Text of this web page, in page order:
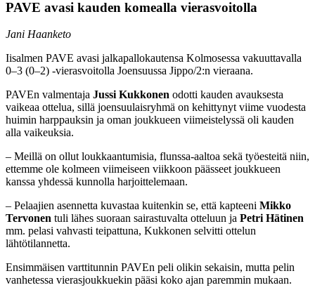
PAVE avasi kauden komealla vierasvoitolla
Jani Haanketo
Iisalmen PAVE avasi jalkapallokautensa Kolmosessa vakuuttavalla
0–3 (0–2) -vierasvoitolla Joensuussa Jippo/2:n vieraana.
PAVEn valmentaja Jussi Kukkonen odotti kauden avauksesta
vaikeaa ottelua, sillä joensuulaisryhmä on kehittynyt viime vuodesta
huimin harppauksin ja oman joukkueen viimeistelyssä oli kauden
alla vaikeuksia.
– Meillä on ollut loukkaantumisia, flunssa-aaltoa sekä työesteitä niin,
ettemme ole kolmeen viimeiseen viikkoon päässeet joukkueen
kanssa yhdessä kunnolla harjoittelemaan.
– Pelaajien asennetta kuvastaa kuitenkin se, että kapteeni Mikko
Tervonen tuli lähes suoraan sairastuvalta otteluun ja Petri Hätinen
mm. pelasi vahvasti teipattuna, Kukkonen selvitti ottelun
lähtötilannetta.
Ensimmäisen varttitunnin PAVEn peli olikin sekaisin, mutta pelin
vanhetessa vierasjoukkuekin pääsi koko ajan paremmin mukaan.